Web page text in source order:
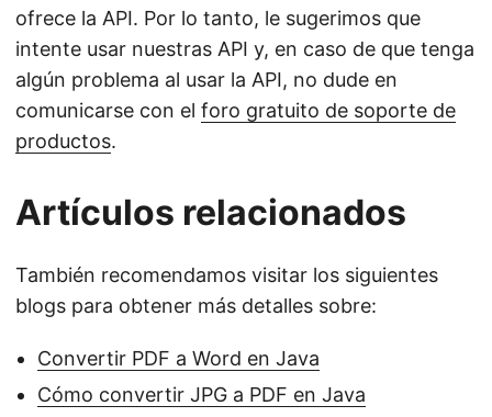
ofrece la API. Por lo tanto, le sugerimos que
intente usar nuestras API y, en caso de que tenga
algún problema al usar la API, no dude en
comunicarse con el foro gratuito de soporte de
productos.
Artículos relacionados
También recomendamos visitar los siguientes
blogs para obtener más detalles sobre:
Convertir PDF a Word en Java
Cómo convertir JPG a PDF en Java